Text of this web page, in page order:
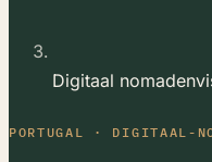
Digitaal
PORTUGAL · DIGITAAL-